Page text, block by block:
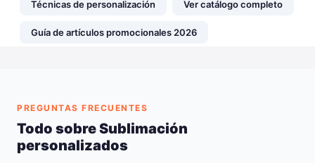
Técnicas de personalización Ver catálogo completo
Guía de artículos promocionales 2026
PREGUNTAS FRECUENTES
Todo sobre Sublimación
personalizados